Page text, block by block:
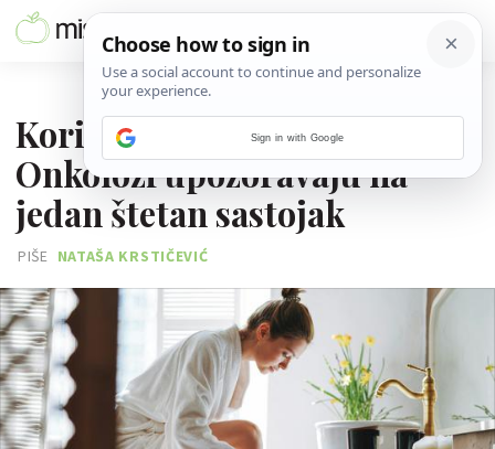
Koristite li puder za tijelo?
Onkolozi upozoravaju na
jedan štetan sastojak
PIŠE NATAŠA KRSTIČEVIĆ
Sign in with Google